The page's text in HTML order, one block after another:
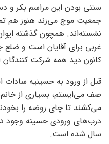
سنتی بودن این مراسم بکر و
جمعیت موج می‌زند هنوز هم
نشسته‌اند. همچون گذشته
غربی برای آقایان است و ضلع
کانون دید همه شرکت
قبل از ورود به حسینیه
صف می‌ایستم، بسیاری از
می‌کشند تا چای روضه را
درب‌های ورودی حسینه وجود
سال شده است.